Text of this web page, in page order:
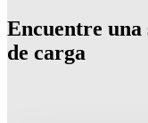
Encuentre una
de carga